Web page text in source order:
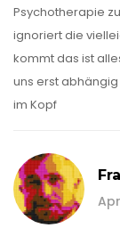
Psychotherapie
ignoriert die
kommt das ist
uns erst
im Kopf